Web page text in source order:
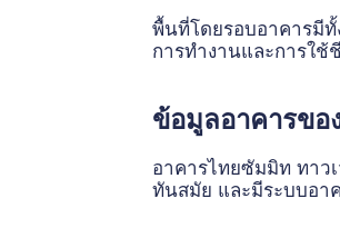
พื้นที่โดยรอบอาคารมี
การทำงานและการใช้
ข้อมูลอาคารขอ
อาคารไทยซัมมิท ทาว
ทันสมัย และมีระบบอา